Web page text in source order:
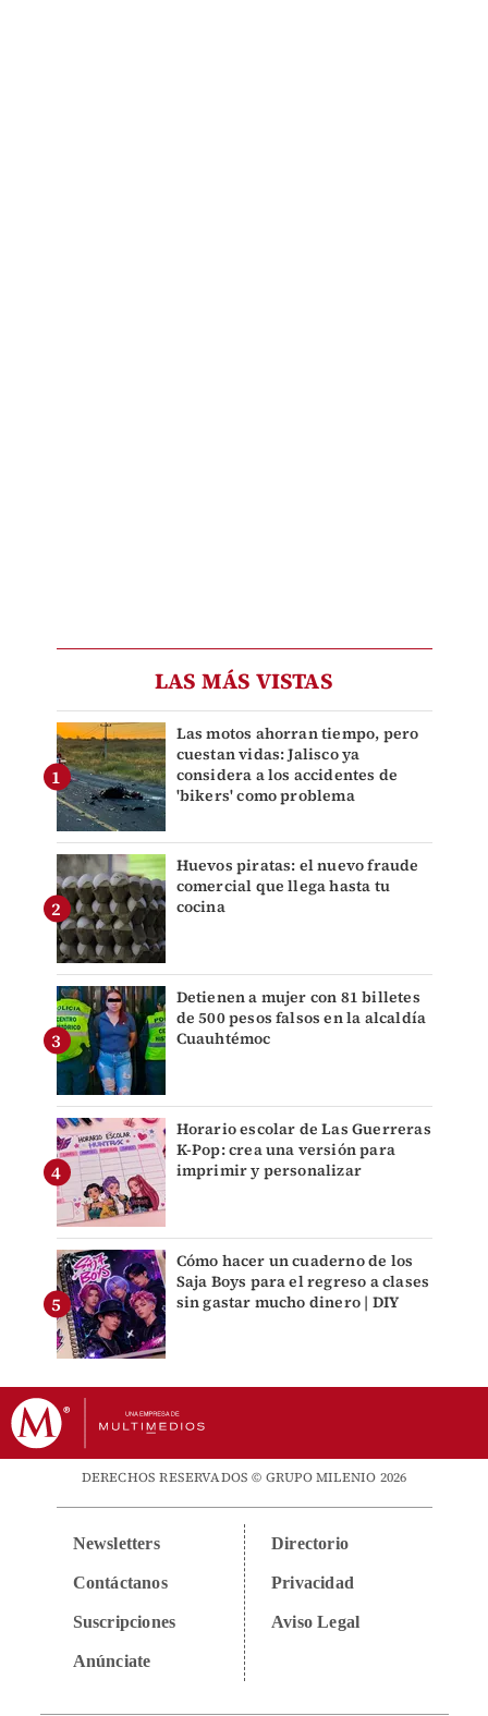
LAS MÁS VISTAS
Las motos ahorran tiempo, pero
cuestan vidas: Jalisco ya
considera a los accidentes de
'bikers' como problema
Huevos piratas: el nuevo fraude
comercial que llega hasta tu
cocina
Detienen a mujer con 81 billetes
de 500 pesos falsos en la alcaldía
Cuauhtémoc
Horario escolar de Las Guerreras
K-Pop: crea una versión para
imprimir y personalizar
Cómo hacer un cuaderno de los
Saja Boys para el regreso a clases
sin gastar mucho dinero | DIY
DERECHOS RESERVADOS © GRUPO MILENIO 2026
Newsletters
Contáctanos
Suscripciones
Anúnciate
Directorio
Privacidad
Aviso Legal